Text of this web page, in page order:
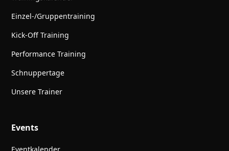
Einzel-/Gruppentraining
Kick-Off Training
Performance Training
Schnuppertage
Unsere Trainer
Events